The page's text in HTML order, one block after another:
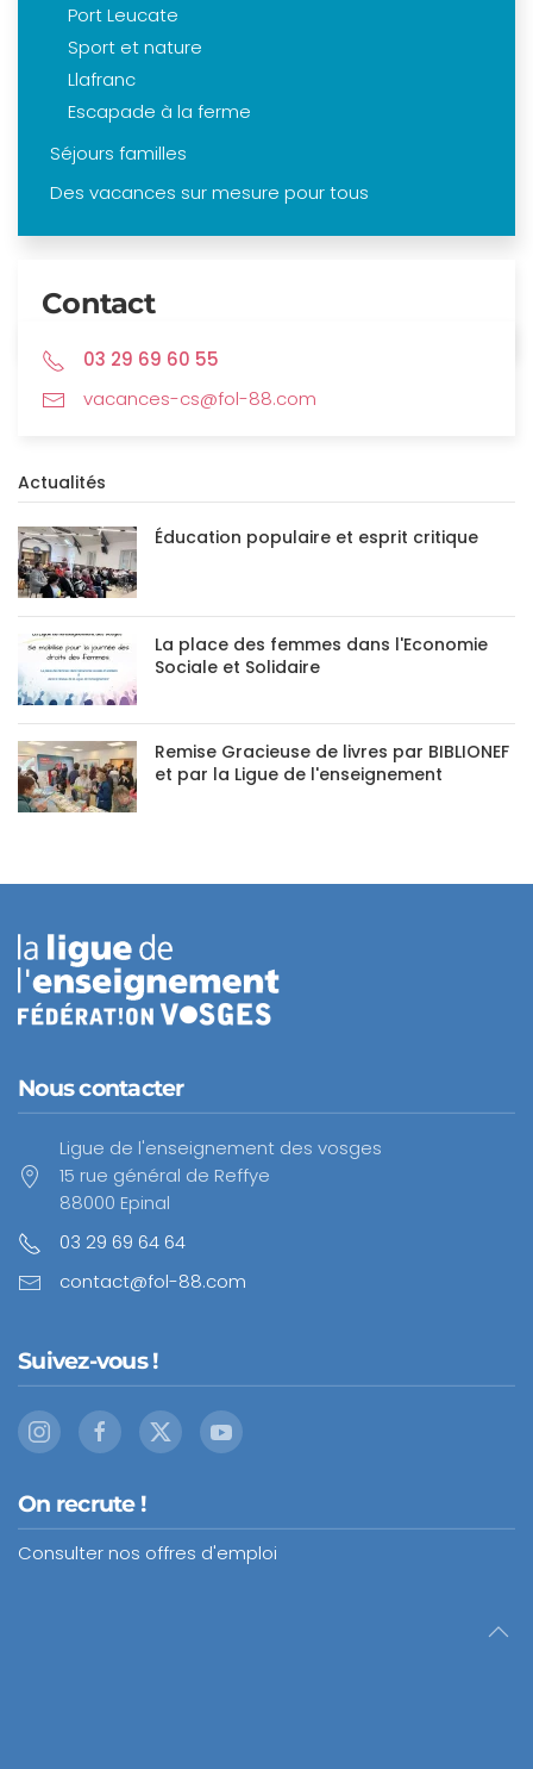
Port Leucate
Sport et nature
Llafranc
Escapade à la ferme
Séjours familles
Des vacances sur mesure pour tous
Contact
03 29 69 60 55
vacances-cs@fol-88.com
Actualités
Éducation populaire et esprit critique
La place des femmes dans l'Economie
Sociale et Solidaire
Remise Gracieuse de livres par BIBLIONEF
et par la Ligue de l'enseignement
Nous contacter
Ligue de l'enseignement des vosges
15 rue général de Reffye
88000 Epinal
03 29 69 64 64
contact@fol-88.com
Suivez-vous !
On recrute !
Consulter nos offres d'emploi